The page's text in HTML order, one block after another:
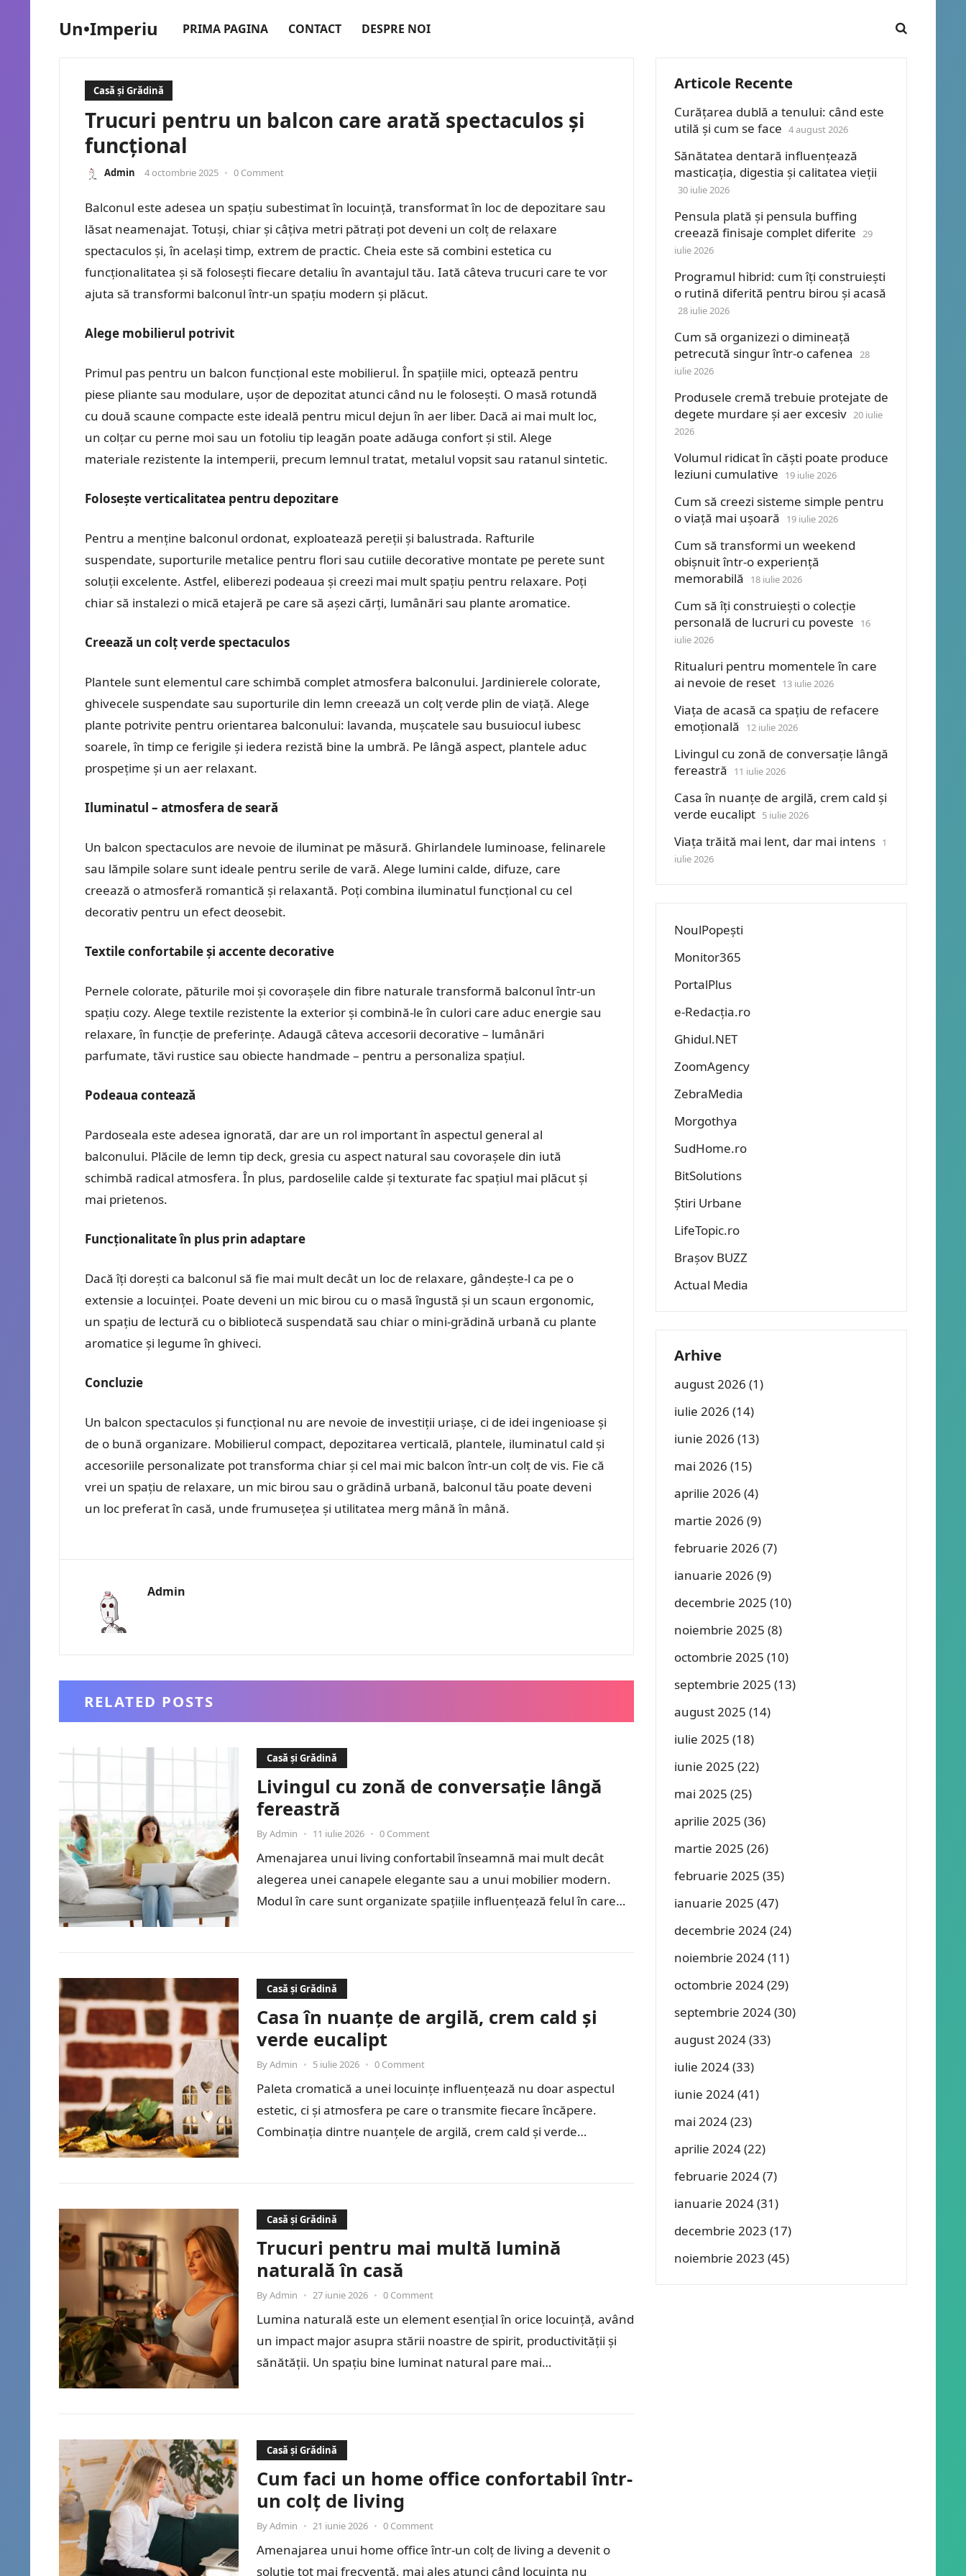
Un•Imperiu PRIMA PAGINA CONTACT DESPRE NOI
Casă și Grădină
Trucuri pentru un balcon care arată spectaculos și
funcțional
Admin 4 octombrie 2025 • 0 Comment
Balconul este adesea un spațiu subestimat în locuință, transformat în loc de depozitare sau
lăsat neamenajat. Totuși, chiar și câțiva metri pătrați pot deveni un colț de relaxare
spectaculos și, în același timp, extrem de practic. Cheia este să combini estetica cu
funcționalitatea și să folosești fiecare detaliu în avantajul tău. Iată câteva trucuri care te vor
ajuta să transformi balconul într-un spațiu modern și plăcut.
Alege mobilierul potrivit
Primul pas pentru un balcon funcțional este mobilierul. În spațiile mici, optează pentru
piese pliante sau modulare, ușor de depozitat atunci când nu le folosești. O masă rotundă
cu două scaune compacte este ideală pentru micul dejun în aer liber. Dacă ai mai mult loc,
un colțar cu perne moi sau un fotoliu tip leagăn poate adăuga confort și stil. Alege
materiale rezistente la intemperii, precum lemnul tratat, metalul vopsit sau ratanul sintetic.
Folosește verticalitatea pentru depozitare
Pentru a menține balconul ordonat, exploatează pereții și balustrada. Rafturile
suspendate, suporturile metalice pentru flori sau cutiile decorative montate pe perete sunt
soluții excelente. Astfel, eliberezi podeaua și creezi mai mult spațiu pentru relaxare. Poți
chiar să instalezi o mică etajeră pe care să așezi cărți, lumânări sau plante aromatice.
Creează un colț verde spectaculos
Plantele sunt elementul care schimbă complet atmosfera balconului. Jardinierele colorate,
ghivecele suspendate sau suporturile din lemn creează un colț verde plin de viață. Alege
plante potrivite pentru orientarea balconului: lavanda, mușcatele sau busuiocul iubesc
soarele, în timp ce ferigile și iedera rezistă bine la umbră. Pe lângă aspect, plantele aduc
prospețime și un aer relaxant.
Iluminatul – atmosfera de seară
Un balcon spectaculos are nevoie de iluminat pe măsură. Ghirlandele luminoase, felinarele
sau lămpile solare sunt ideale pentru serile de vară. Alege lumini calde, difuze, care
creează o atmosferă romantică și relaxantă. Poți combina iluminatul funcțional cu cel
decorativ pentru un efect deosebit.
Textile confortabile și accente decorative
Pernele colorate, păturile moi și covorașele din fibre naturale transformă balconul într-un
spațiu cozy. Alege textile rezistente la exterior și combină-le în culori care aduc energie sau
relaxare, în funcție de preferințe. Adaugă câteva accesorii decorative – lumânări
parfumate, tăvi rustice sau obiecte handmade – pentru a personaliza spațiul.
Podeaua contează
Pardoseala este adesea ignorată, dar are un rol important în aspectul general al
balconului. Plăcile de lemn tip deck, gresia cu aspect natural sau covorașele din iută
schimbă radical atmosfera. În plus, pardoselile calde și texturate fac spațiul mai plăcut și
mai prietenos.
Funcționalitate în plus prin adaptare
Dacă îți dorești ca balconul să fie mai mult decât un loc de relaxare, gândește-l ca pe o
extensie a locuinței. Poate deveni un mic birou cu o masă îngustă și un scaun ergonomic,
un spațiu de lectură cu o bibliotecă suspendată sau chiar o mini-grădină urbană cu plante
aromatice și legume în ghiveci.
Concluzie
Un balcon spectaculos și funcțional nu are nevoie de investiții uriașe, ci de idei ingenioase și
de o bună organizare. Mobilierul compact, depozitarea verticală, plantele, iluminatul cald și
accesoriile personalizate pot transforma chiar și cel mai mic balcon într-un colț de vis. Fie că
vrei un spațiu de relaxare, un mic birou sau o grădină urbană, balconul tău poate deveni
un loc preferat în casă, unde frumusețea și utilitatea merg mână în mână.
Admin
RELATED POSTS
Casă și Grădină
Livingul cu zonă de conversație lângă
fereastră
ByAdmin • 11 iulie 2026 • 0 Comment
Amenajarea unui living confortabil înseamnă mai mult decât
alegerea unei canapele elegante sau a unui mobilier modern.
Modul în care sunt organizate spațiile influențează felul în care
Casă și Grădină
Casa în nuanțe de argilă, crem cald și
verde eucalipt
ByAdmin • 5 iulie 2026 • 0 Comment
Paleta cromatică a unei locuințe influențează nu doar aspectul
estetic, ci și atmosfera pe care o transmite fiecare încăpere.
Combinația dintre nuanțele de argilă, crem cald și verde…
Casă și Grădină
Trucuri pentru mai multă lumină
naturală în casă
ByAdmin • 27 iunie 2026 • 0 Comment
Lumina naturală este un element esențial în orice locuință, având
un impact major asupra stării noastre de spirit, productivității și
sănătății. Un spațiu bine luminat natural pare mai…
Casă și Grădină
Cum faci un home office confortabil într-
un colț de living
ByAdmin • 21 iunie 2026 • 0 Comment
Amenajarea unui home office într-un colț de living a devenit o
soluție tot mai frecventă, mai ales atunci când locuința nu
Articole Recente
Curățarea dublă a tenului: când este
utilă și cum se face 4 august 2026
Sănătatea dentară influențează
masticația, digestia și calitatea vieții
30 iulie 2026
Pensula plată și pensula buffing
creează finisaje complet diferite 29
iulie 2026
Programul hibrid: cum îți construiești
o rutină diferită pentru birou și acasă
28 iulie 2026
Cum să organizezi o dimineață
petrecută singur într-o cafenea 28
iulie 2026
Produsele cremă trebuie protejate de
degete murdare și aer excesiv 20 iulie
2026
Volumul ridicat în căști poate produce
leziuni cumulative
19 iulie 2026
Cum să creezi sisteme simple pentru
o viață mai ușoară
19 iulie 2026
Cum să transformi un weekend
obișnuit într-o experiență
memorabilă
18 iulie 2026
Cum să îți construiești o colecție
personală de lucruri cu poveste
16
iulie 2026
Ritualuri pentru momentele în care
ai nevoie de reset 13 iulie 2026
Viața de acasă ca spațiu de refacere
emoțională
12 iulie 2026
Livingul cu zonă de conversație lângă
fereastră
11 iulie 2026
Casa în nuanțe de argilă, crem cald și
verde eucalipt 5 iulie 2026
Viața trăită mai lent, dar mai intens 1
iulie 2026
NoulPopești
Monitor365
PortalPlus
e-Redacția.ro
Ghidul.NET
ZoomAgency
ZebraMedia
Morgothya
SudHome.ro
BitSolutions
Știri Urbane
LifeTopic.ro
Brașov BUZZ
Actual Media
Arhive
august 2026 (1)
iulie 2026 (14)
iunie 2026 (13)
mai 2026 (15)
aprilie 2026 (4)
martie 2026 (9)
februarie 2026 (7)
ianuarie 2026 (9)
decembrie 2025 (10)
noiembrie 2025 (8)
octombrie 2025 (10)
septembrie 2025 (13)
august 2025 (14)
iulie 2025 (18)
iunie 2025 (22)
mai 2025 (25)
aprilie 2025 (36)
martie 2025 (26)
februarie 2025 (35)
ianuarie 2025 (47)
decembrie 2024(24)
noiembrie 2024(11)
octombrie 2024(29)
septembrie 2024(30)
august 2024(33)
iulie 2024(33)
iunie 2024(41)
mai 2024(23)
aprilie 2024(22)
februarie 2024(7)
ianuarie 2024(31)
decembrie 2023 (17)
noiembrie 2023 (45)